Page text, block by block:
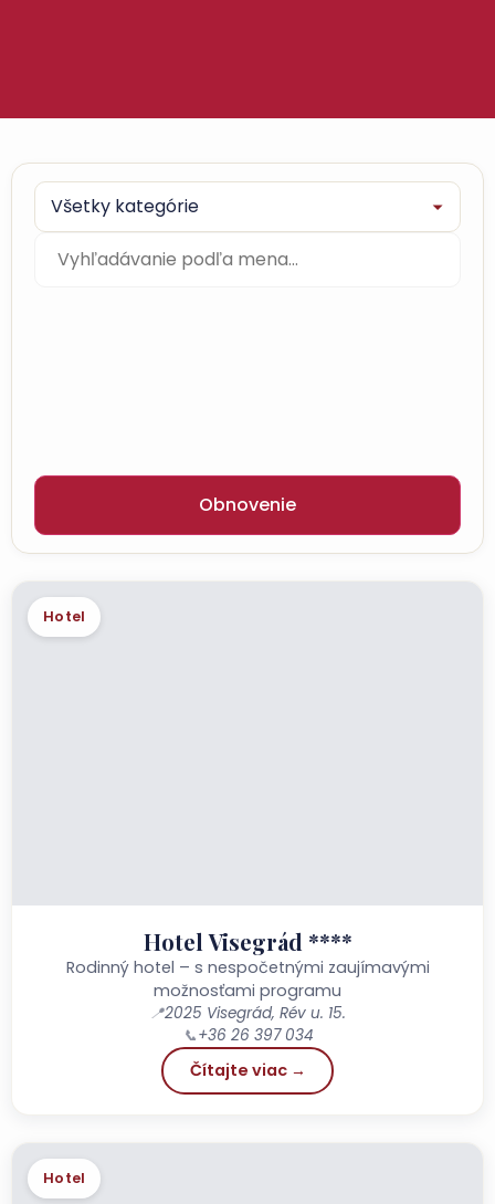
Obnovenie
Hotel
Hotel Visegrád ****
Rodinný hotel – s nespočetnými zaujímavými
možnosťami programu
📍2025 Visegrád, Rév u. 15.
📞+36 26 397 034
Čítajte viac →
Hotel